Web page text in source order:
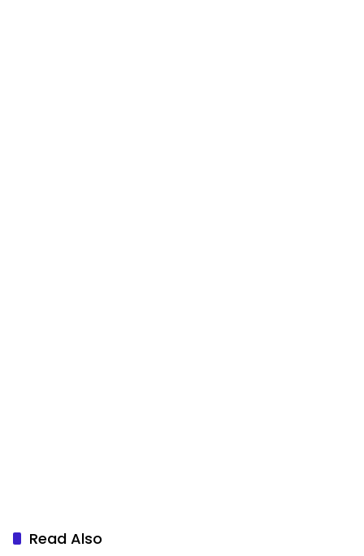
Read Also